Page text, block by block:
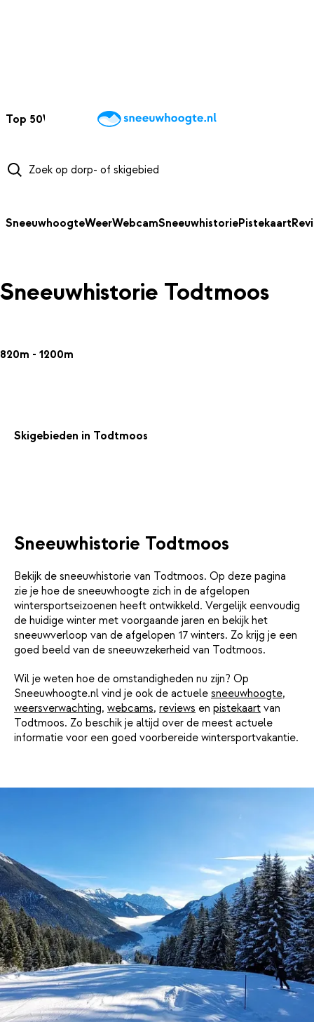
Top 50Webcams WintersportweerKaarten
SneeuwhoogteWeerWebcamSneeuwhistoriePistekaart
Sneeuwhistorie Todtmoos
820m - 1200m
Skigebieden in Todtmoos
Sneeuwhistorie Todtmoos
Bekijk de sneeuwhistorie van Todtmoos. Op deze pagina
zie je hoe de sneeuwhoogte zich in de afgelopen
wintersportseizoenen heeft ontwikkeld. Vergelijk eenvoudig
de huidige winter met voorgaande jaren en bekijk het
sneeuwverloop van de afgelopen 17 winters. Zo krijg je een
goed beeld van de sneeuwzekerheid van Todtmoos.
Wil je weten hoe de omstandigheden nu zijn? Op
Sneeuwhoogte.nl vind je ook de actuele sneeuwhoogte,
weersverwachting, webcams, reviews en pistekaart van
Todtmoos. Zo beschik je altijd over de meest actuele
informatie voor een goed voorbereide wintersportvakantie.